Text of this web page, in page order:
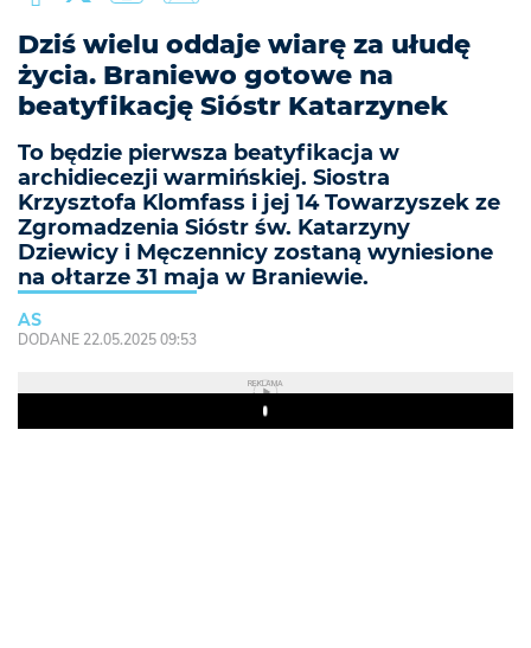
Dziś wielu oddaje wiarę za ułudę
życia. Braniewo gotowe na
beatyfikację Sióstr Katarzynek
To będzie pierwsza beatyfikacja w
archidiecezji warmińskiej. Siostra
Krzysztofa Klomfass i jej 14 Towarzyszek ze
Zgromadzenia Sióstr św. Katarzyny
Dziewicy i Męczennicy zostaną wyniesione
na ołtarze 31 maja w Braniewie.
AS
DODANE 22.05.2025 09:53
REKLAMA
Play